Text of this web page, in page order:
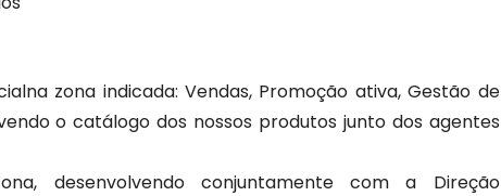
zona indicada: Vendas, Promoção ativa, Gestão de
o catálogo dos nossos produtos junto dos agentes
desenvolvendo conjuntamente com a Direção